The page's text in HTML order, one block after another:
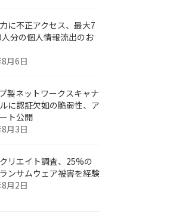
に不正アクセス、最大7
分の個人情報流出のお
月6日
製ネットワークスキャナ
に認証欠如の脆弱性、ア
ト公開
月3日
リエイト調査、25%の
ンサムウェア被害を経験
月2日